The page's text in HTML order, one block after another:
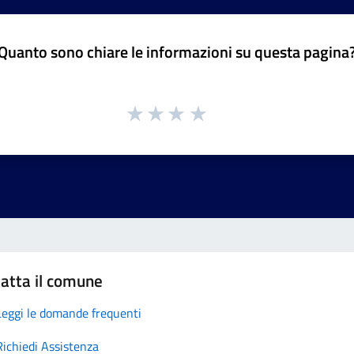
sono chiare le informazioni su questa
il comune
le domande frequenti
Assistenza